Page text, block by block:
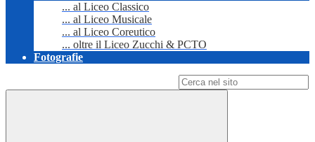
... al Liceo Classico
... al Liceo Musicale
... al Liceo Coreutico
... oltre il Liceo Zucchi & PCTO
Fotografie